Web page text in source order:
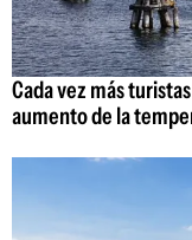
Cada vez más
aumento de la